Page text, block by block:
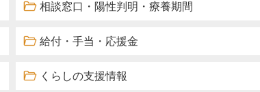
相談窓口・陽性判明・療養期間
給付・手当・応援金
くらしの支援情報